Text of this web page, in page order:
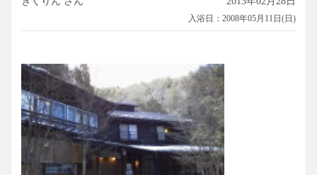
入浴日：2008年05月11日(日)